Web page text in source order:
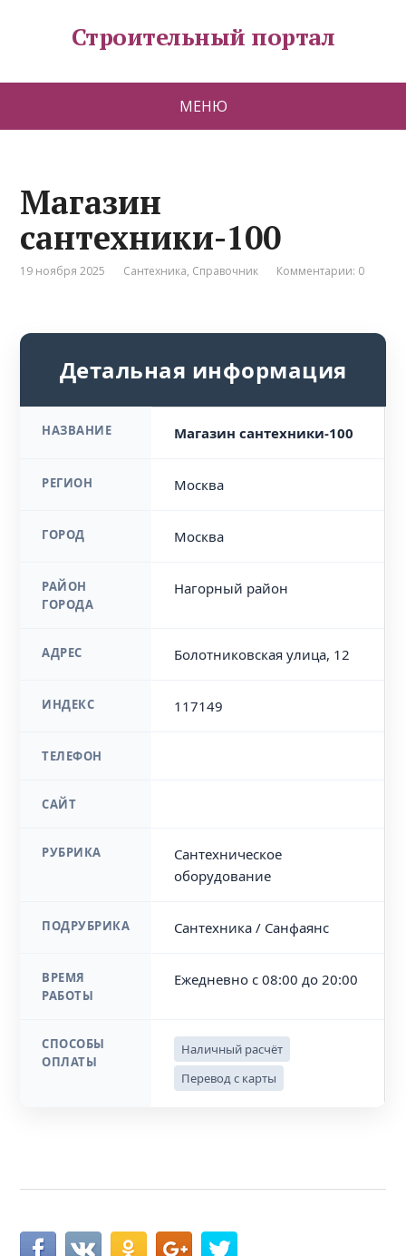
Строительный портал
МЕНЮ
Магазин
сантехники-100
19 ноября 2025 Сантехника, Справочник Комментарии: 0
Детальная информация
НАЗВАНИЕ Магазин сантехники-100
РЕГИОН Москва
ГОРОД Москва
РАЙОН
ГОРОДА
Нагорный район
АДРЕС Болотниковская улица, 12
ИНДЕКС 117149
ТЕЛЕФОН
САЙТ
РУБРИКА
Сантехническое
оборудование
ПОДРУБРИКА Сантехника / Санфаянс
ВРЕМЯ
РАБОТЫ
Ежедневно с 08:00 до 20:00
СПОСОБЫ
ОПЛАТЫ
Наличный расчёт
Перевод с карты